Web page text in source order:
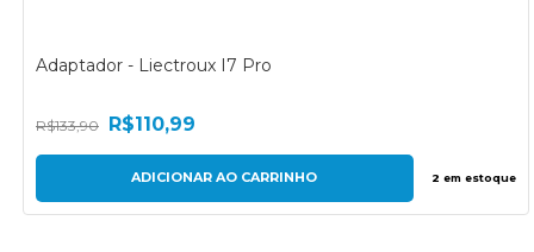
Adaptador - Liectroux I7 Pro
R$133,90 R$110,99
2 em estoque